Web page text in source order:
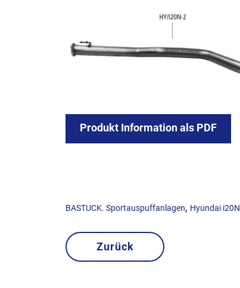
Produkt Information als PDF
BASTUCK. Sportauspuffanlagen, Hyundai i20N
Zurück